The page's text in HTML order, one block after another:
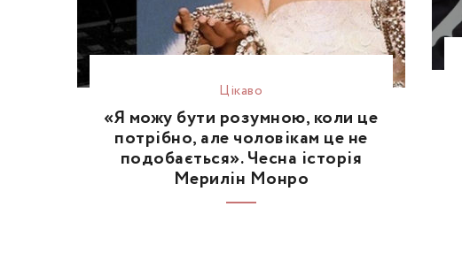
Цікаво
«Я можу бути розумною, коли це
потрібно, але чоловікам це не
подобається». Чесна історія
Мерилін Монро